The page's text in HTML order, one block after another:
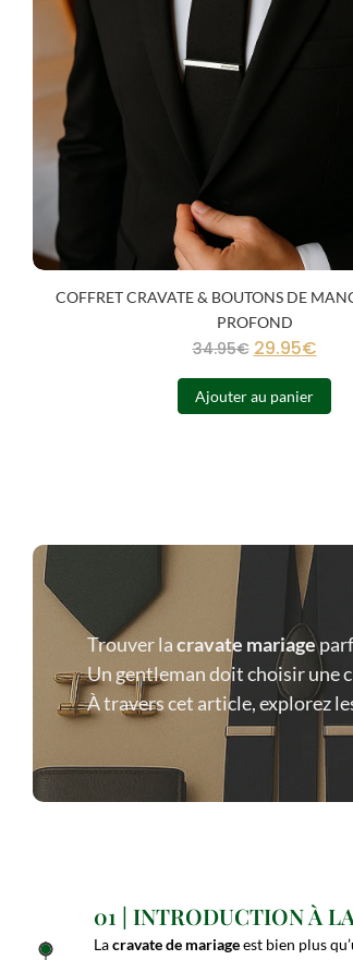
COFFRET CRAVATE & BOUTONS DE
PROFOND
34.95€ 29.95€
Ajouter au panier
Trouver lacravate mariage
Un gentleman doit choisir une
À travers cet article, explorez
01 | INTRODUCTION À
Lacravate de mariageest bien plus